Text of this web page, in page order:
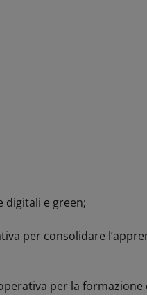
digitali e green;
per consolidare
per la formazione